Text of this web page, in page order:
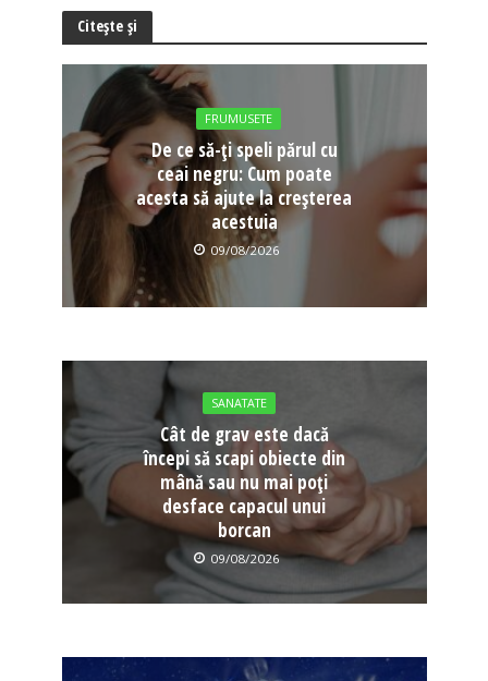
Citește și
FRUMUSETE
De ce să-ți speli părul cu
ceai negru: Cum poate
acesta să ajute la creșterea
acestuia
09/08/2026
SANATATE
Cât de grav este dacă
începi să scapi obiecte din
mână sau nu mai poți
desface capacul unui
borcan
09/08/2026